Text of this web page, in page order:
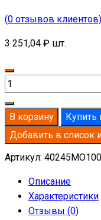
(0 отзывов клиентов)
3 251,04 ₽ шт.
Количество
товара
Отвод
базальтовый
D245-
T40
100
оцинкованной
В корзину
Купить
Добавить в список
Артикул:
Описание
Характеристики
Отзывы (0)